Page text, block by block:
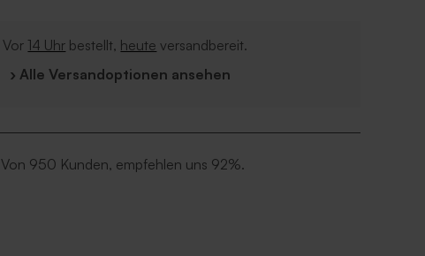
Vor 14 Uhr bestellt, heute versandbereit.
› Alle Versandoptionen ansehen
Von 950 Kunden, empfehlen uns 92%.